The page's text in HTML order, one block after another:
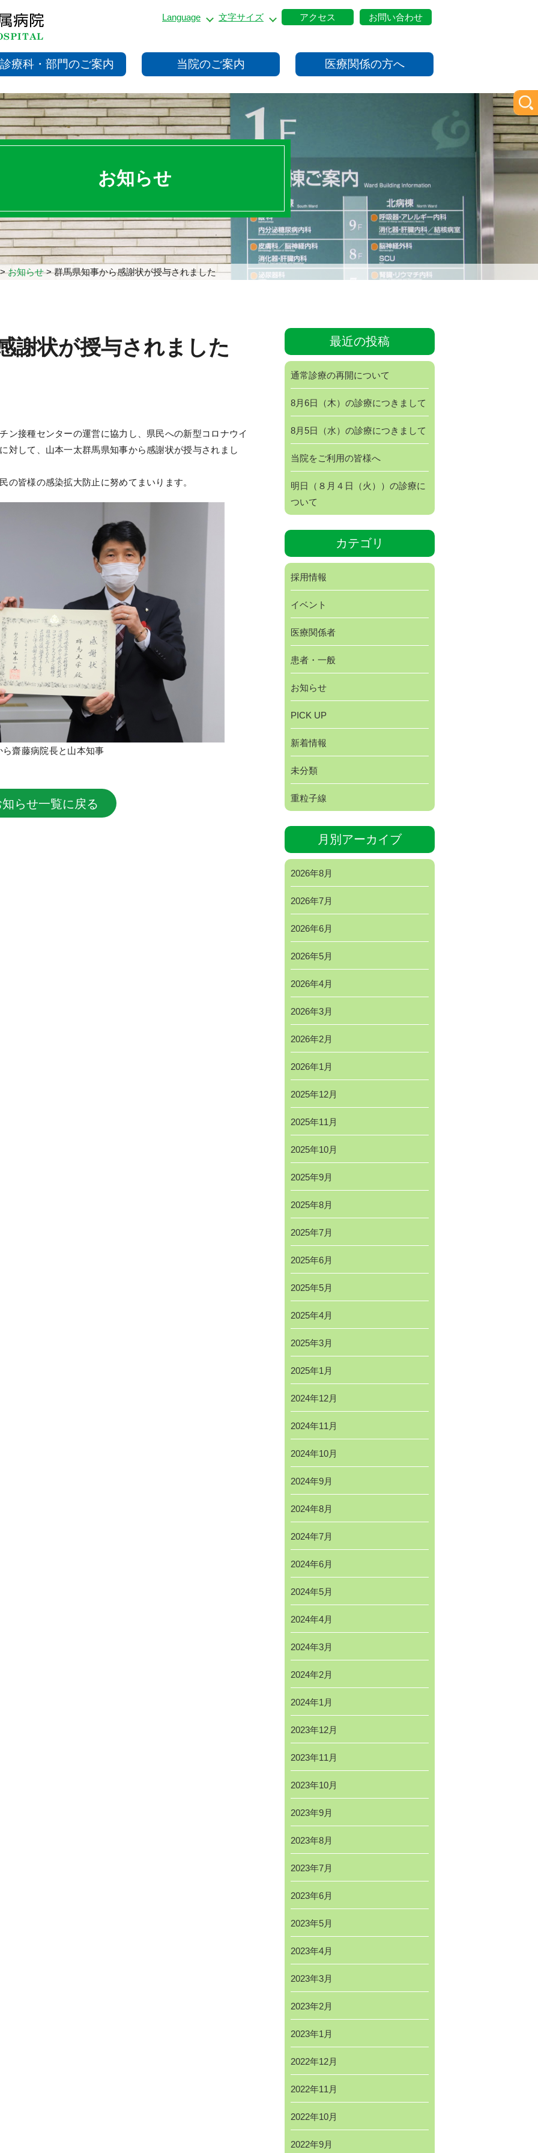
Language 文字サイズ アクセス お問い合わせ
診療科・部門のご案内 当院のご案内 医療関係の方へ
お知らせ
お知らせ>群馬県知事から感謝状が授与されました
謝状が授与されました
ン接種センターの運営に協力し、県民への新型コロナウイ
対して、山本一太群馬県知事から感謝状が授与されまし
の皆様の感染拡大防止に努めてまいります。
ら齋藤病院長と山本知事
らせ一覧に戻る
最近の投稿
通常診療の再開について
8月6日（木）の診療につきまして
8月5日（水）の診療につきまして
当院をご利用の皆様へ
明日（８月４日（火））の診療に
ついて
カテゴリ
採用情報
イベント
医療関係者
患者・一般
お知らせ
PICK UP
新着情報
未分類
重粒子線
月別アーカイブ
2026年8月
2026年7月
2026年6月
2026年5月
2026年4月
2026年3月
2026年2月
2026年1月
2025年12月
2025年11月
2025年10月
2025年9月
2025年8月
2025年7月
2025年6月
2025年5月
2025年4月
2025年3月
2025年1月
2024年12月
2024年11月
2024年10月
2024年9月
2024年8月
2024年7月
2024年6月
2024年5月
2024年4月
2024年3月
2024年2月
2024年1月
2023年12月
2023年11月
2023年10月
2023年9月
2023年8月
2023年7月
2023年6月
2023年5月
2023年4月
2023年3月
2023年2月
2023年1月
2022年12月
2022年11月
2022年10月
2022年9月